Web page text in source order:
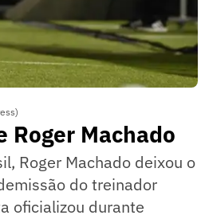
Roger Machado
Roger Machado deixou o
do treinador
oficializou durante